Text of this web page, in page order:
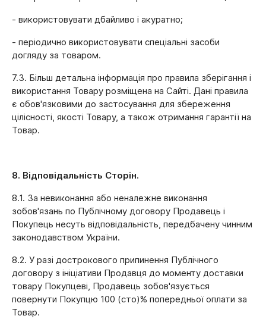
- використовувати дбайливо і акуратно;
- періодично використовувати спеціальні засоби
догляду за товаром.
7.3. Більш детальна інформація про правила зберігання і
використання Товару розміщена на Сайті. Дані правила
є обов'язковими до застосування для збереження
цілісності, якості Товару, а також отримання гарантії на
Товар.
8. Відповідальність Сторін.
8.1. За невиконання або неналежне виконання
зобов'язань по Публічному договору Продавець і
Покупець несуть відповідальність, передбачену чинним
законодавством України.
8.2. У разі дострокового припинення Публічного
договору з ініціативи Продавця до моменту доставки
товару Покупцеві, Продавець зобов'язується
повернути Покупцю 100 (сто)% попередньої оплати за
Товар.